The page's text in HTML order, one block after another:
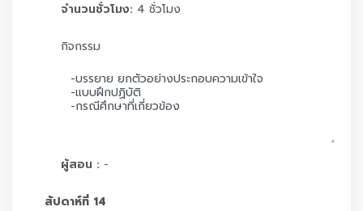
จำนวนชั่วโมง: 4 ชั่วโมง
กิจกรรม
ผู้สอน : -
สัปดาห์ที่ 14